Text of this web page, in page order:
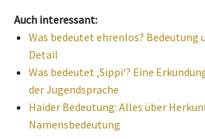
Auch interessant:
Was bedeutet ehrenlos? Bedeutung
Detail
Was bedeutet ‚Sippi‘? Eine
der Jugendsprache
Haider Bedeutung: Alles über
Namensbedeutung